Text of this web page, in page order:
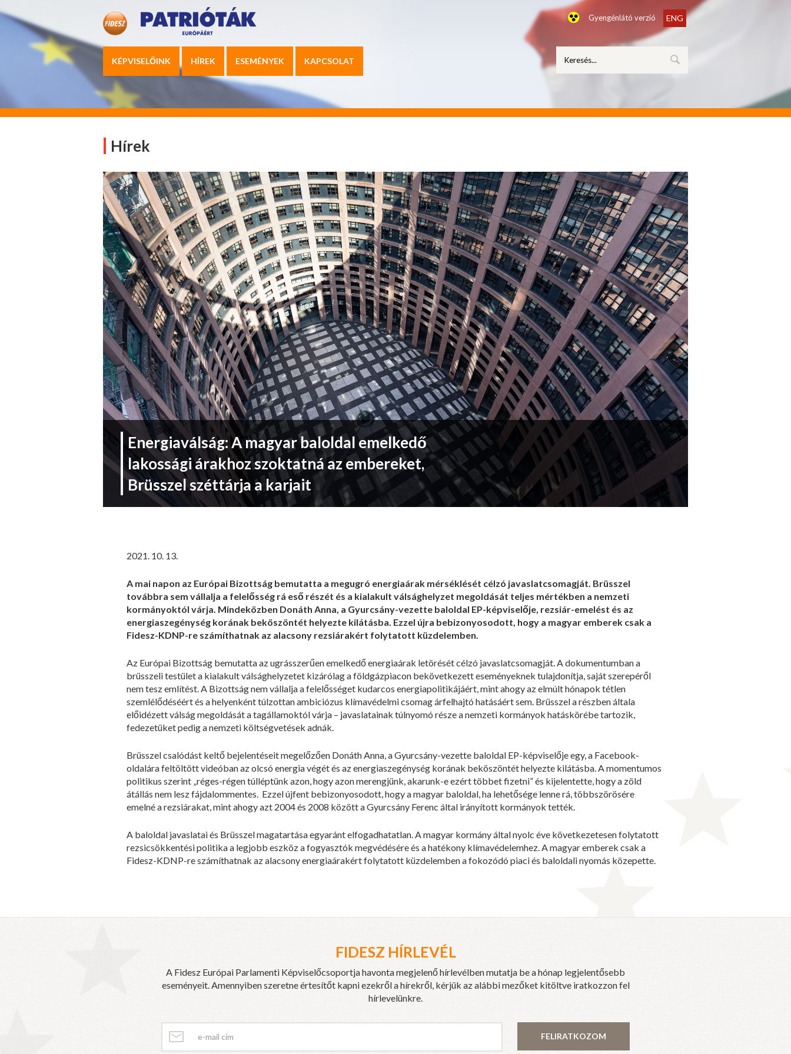
Gyengénlátó verzió ENG
KÉPVISELŐINK HÍREK ESEMÉNYEK KAPCSOLAT
Hírek
Energiaválság: A magyar baloldal emelkedő
lakossági árakhoz szoktatná az embereket,
Brüsszel széttárja a karjait
2021. 10. 13.
A mai napon az Európai Bizottság bemutatta a megugró energiaárak mérséklését célzó javaslatcsomagját. Brüsszel
továbbra sem vállalja a felelősség rá eső részét és a kialakult válsághelyzet megoldását teljes mértékben a nemzeti
kormányoktól várja. Mindeközben Donáth Anna, a Gyurcsány-vezette baloldal EP-képviselője, rezsiár-emelést és az
energiaszegénység korának beköszöntét helyezte kilátásba. Ezzel újra bebizonyosodott, hogy a magyar emberek csak a
Fidesz-KDNP-re számíthatnak az alacsony rezsiárakért folytatott küzdelemben.
Az Európai Bizottság bemutatta az ugrásszerűen emelkedő energiaárak letörését célzó javaslatcsomagját. A dokumentumban a
brüsszeli testület a kialakult válsághelyzetet kizárólag a földgázpiacon bekövetkezett eseményeknek tulajdonítja, saját szerepéről
nem tesz említést. A Bizottság nem vállalja a felelősséget kudarcos energiapolitikájáért, mint ahogy az elmúlt hónapok tétlen
szemlélődéséért és a helyenként túlzottan ambiciózus klímavédelmi csomag árfelhajtó hatásáért sem. Brüsszel a részben általa
előidézett válság megoldását a tagállamoktól várja – javaslatainak túlnyomó része a nemzeti kormányok hatáskörébe tartozik,
fedezetüket pedig a nemzeti költségvetések adnák.
Brüsszel csalódást keltő bejelentéseit megelőzően Donáth Anna, a Gyurcsány-vezette baloldal EP-képviselője egy, a Facebook-
oldalára feltöltött videóban az olcsó energia végét és az energiaszegénység korának beköszöntét helyezte kilátásba. A momentumos
politikus szerint „réges-régen túlléptünk azon, hogy azon merengjünk, akarunk-e ezért többet fizetni” és kijelentette, hogy a zöld
átállás nem lesz fájdalommentes. Ezzel újfent bebizonyosodott, hogy a magyar baloldal, ha lehetősége lenne rá, többszörösére
emelné a rezsiárakat, mint ahogy azt 2004 és 2008 között a Gyurcsány Ferenc által irányított kormányok tették.
A baloldal javaslatai és Brüsszel magatartása egyaránt elfogadhatatlan. A magyar kormány által nyolc éve következetesen folytatott
rezsicsökkentési politika a legjobb eszköz a fogyasztók megvédésére és a hatékony klímavédelemhez. A magyar emberek csak a
Fidesz-KDNP-re számíthatnak az alacsony energiaárakért folytatott küzdelemben a fokozódó piaci és baloldali nyomás közepette.
FIDESZ HÍRLEVÉL
A Fidesz Európai Parlamenti Képviselőcsoportja havonta megjelenő hírlevélben mutatja be a hónap legjelentősebb
eseményeit. Amennyiben szeretne értesítőt kapni ezekről a hírekről, kérjük az alábbi mezőket kitöltve iratkozzon fel
hírlevelünkre.
FELIRATKOZOM